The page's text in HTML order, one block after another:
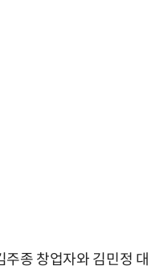
종 창업자와 김민정 대